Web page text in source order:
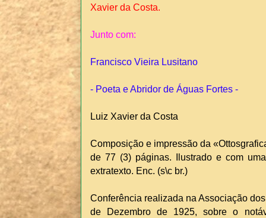
Xavier da Costa.
Junto com:
Francisco Vieira Lusitano
- Poeta e Abridor de Águas Fortes -
Luiz Xavier da Costa
Composição e impressão da
de 77 (3) páginas. Ilustrado e com
extratexto. Enc. (s\c br.)
Conferência realizada na Associação
de Dezembro de 1925, sobre o